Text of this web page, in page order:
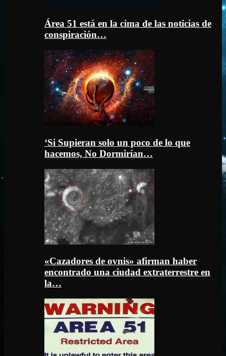
Área 51 está en la cima de las noticias de
conspiración…
‘Si Supieran solo un poco de lo que
hacemos, No Dormirían…
«Cazadores de ovnis» afirman haber
encontrado una ciudad extraterrestre en
la…